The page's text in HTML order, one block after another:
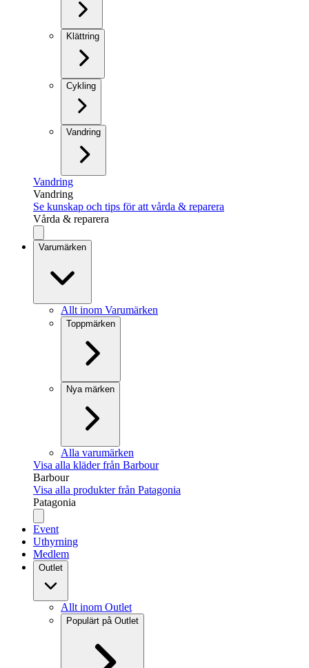
Klättring
Cykling
Vandring
Vandring
Vandring
Se kunskap och tips för att vårda & reparera
Vårda & reparera
Varumärken
Allt inom Varumärken
Toppmärken
Nya märken
Alla varumärken
Visa alla kläder från Barbour
Barbour
Visa alla produkter från Patagonia
Patagonia
Event
Uthyrning
Medlem
Outlet
Allt inom Outlet
Populärt på Outlet